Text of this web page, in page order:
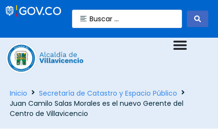
Inicio
Secretaría de Catastro y Espacio Público
Juan Camilo Salas Morales es el nuevo Gerente del
Centro de Villavicencio